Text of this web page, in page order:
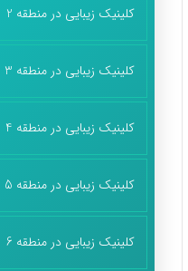
کلینیک زیبایی در منطقه 2
کلینیک زیبایی در منطقه 3
کلینیک زیبایی در منطقه 4
کلینیک زیبایی در منطقه 5
کلینیک زیبایی در منطقه 6